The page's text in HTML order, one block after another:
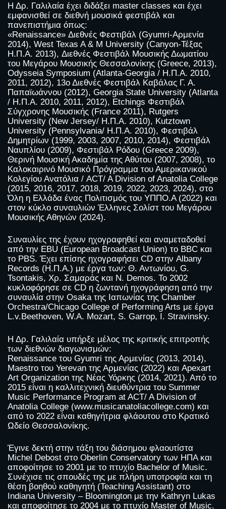
Η Δρ. Γαλιλαία έχει διδάξει master classes και έχει
εμφανισθεί σε διεθνή μουσικά φεστιβάλ και
πανεπιστήμια όπως:
«Renaissance» Διεθνές Φεστιβάλ (Gyumri-Αρμενία
2014), West Texas A & M University (Canyon-Τέξας
Η.Π.Α. 2013), Διεθνές Φεστιβάλ Μουσικής Δωματίου
του Μεγάρου Μουσικής Θεσσαλονίκης (Greece, 2013),
Odysseia Symposium (Atlanta-Georgia / Η.Π.Α. 2010,
2011, 2012), 13ο Διεθνές Φεστιβάλ Καβάλας Γ. Α.
Παπαϊωάννου (2012), Georgia State University (Atlanta
/ Η.Π.Α. 2010, 2011, 2012), Etchings Φεστιβάλ
Σύγχρονης Μουσικής (France 2011), Rutgers
University (New Jersey/ Η.Π.Α. 2010), Kutztown
University (Pennsylvania/ Η.Π.Α. 2010), Φεστιβάλ
Δημητρίων (1999, 2003, 2007, 2010, 2014), Φεστιβάλ
Ναυπλίου (2009), Φεστιβάλ Ρόδου (Greece 2009),
Θερινή Μουσική Ακαδημία της Αθύτου (2007, 2008), το
Καλοκαιρινό Μουσικό Πρόγραμμα του Αμερικανικού
Κολεγίου Ανατόλια / ACT/ A Division of Anatolia College
(2015, 2016, 2017, 2018, 2019, 2022, 2023, 2024), στο
Όλη η Ελλάδα ένας Πολιτισμός του ΥΠΠΟ.Α (2022) και
στον κύκλο συναυλιών Έλληνες Σολίστ του Μεγάρου
Μουσικής Αθηνών (2024).
Συναυλίες της έχουν ηχογραφηθεί και αναμεταδοθεί
από την EBU (European Broadcast Union) το BBC και
το PBS. Έχει επίσης ηχογραφήσει CD στην Albany
Records (Η.Π.Α.) με έργα των: Θ. Αντωνίου, G.
Tsontakis, Χρ. Σαμαράς και N. Demos. Το 2002
κυκλοφόρησε σε CD η ζωντανή ηχογράφηση από την
συναυλία στην Osaka της Ιαπωνίας της Chamber
Orchestra/Chicago College of Performing Arts με έργα
L.v.Beethoven, W.A. Mozart, S. Garrop, I. Stravinsky.
Η Δρ. Γαλιλαία υπήρξε μέλος της κριτικής επιτροπής
των διεθνών διαγωνισμών:
Renaissance του Gyumri της Αρμενίας (2013, 2014),
Maestro του Yerevan της Αρμενίας (2022) και Apexart
Art Organization της Νέας Υόρκης (2014, 2021). Από το
2015 είναι η καλλιτεχνική διευθύντρια του Summer
Music Performance Program at ACT/ A Division of
Anatolia College (www.musicanatoliacollege.com) και
από το 2022 είναι καθηγήτρια φλάουτου στο Κρατικό
Ωδείο Θεσσαλονίκης.
Έγινε δεκτή στην τάξη του διάσημου φλαουτίστα
Michel Debost στο Oberlin Conservatory των ΗΠΑ και
αποφοίτησε το 2001 με το πτυχίο Bachelor of Music.
Συνέχισε τις σπουδές της με πλήρη υποτροφία και τη
θέση βοηθού καθηγητή (Teaching Assistant) στο
Indiana University – Bloomington με την Kathryn Lukas
και αποφοίτησε το 2004 με το πτυχίο Master of Music.